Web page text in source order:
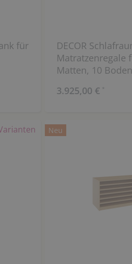
für
DECOR
Matratzenregale
Matten, 10
Regal
3.925,00 € *
Neu